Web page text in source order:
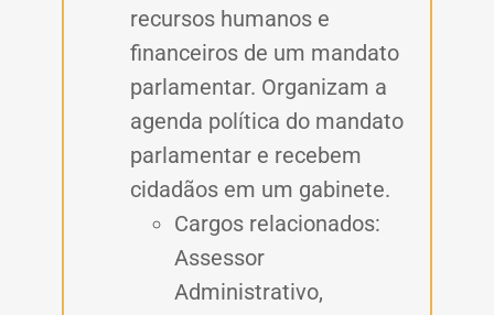
recursos humanos e
financeiros de um mandato
parlamentar. Organizam a
agenda política do mandato
parlamentar e recebem
cidadãos em um gabinete.
Cargos relacionados:
Assessor
Administrativo,